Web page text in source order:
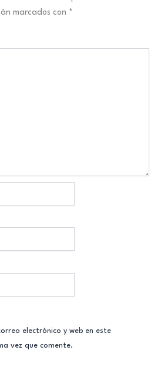
marcados con *
electrónico y web en este
vez que comente.